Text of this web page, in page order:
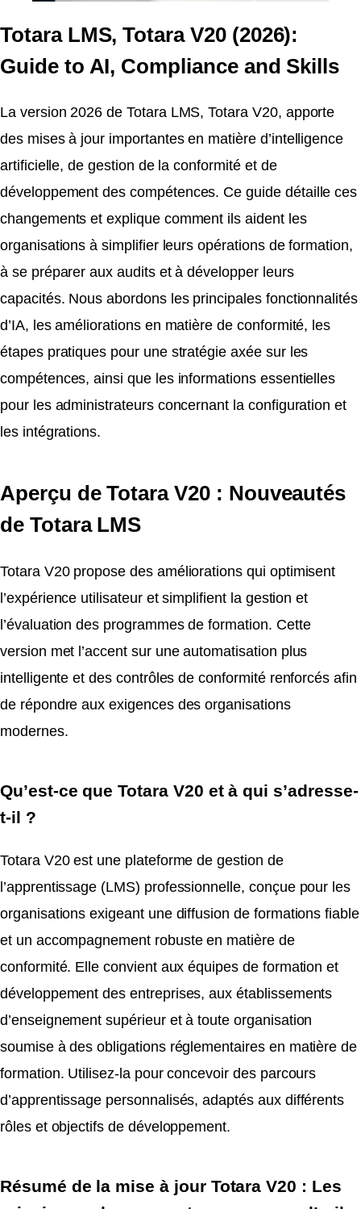
Totara LMS, Totara V20 (2026):
Guide to AI, Compliance and Skills
La version 2026 de Totara LMS, Totara V20, apporte
des mises à jour importantes en matière d’intelligence
artificielle, de gestion de la conformité et de
développement des compétences. Ce guide détaille ces
changements et explique comment ils aident les
organisations à simplifier leurs opérations de formation,
à se préparer aux audits et à développer leurs
capacités. Nous abordons les principales fonctionnalités
d’IA, les améliorations en matière de conformité, les
étapes pratiques pour une stratégie axée sur les
compétences, ainsi que les informations essentielles
pour les administrateurs concernant la configuration et
les intégrations.
Aperçu de Totara V20 : Nouveautés
de Totara LMS
Totara V20 propose des améliorations qui optimisent
l’expérience utilisateur et simplifient la gestion et
l’évaluation des programmes de formation. Cette
version met l’accent sur une automatisation plus
intelligente et des contrôles de conformité renforcés afin
de répondre aux exigences des organisations
modernes.
Qu’est-ce que Totara V20 et à qui s’adresse-
t-il ?
Totara V20 est une plateforme de gestion de
l’apprentissage (LMS) professionnelle, conçue pour les
organisations exigeant une diffusion de formations fiable
et un accompagnement robuste en matière de
conformité. Elle convient aux équipes de formation et
développement des entreprises, aux établissements
d’enseignement supérieur et à toute organisation
soumise à des obligations réglementaires en matière de
formation. Utilisez-la pour concevoir des parcours
d’apprentissage personnalisés, adaptés aux différents
rôles et objectifs de développement.
Résumé de la mise à jour Totara V20 : Les